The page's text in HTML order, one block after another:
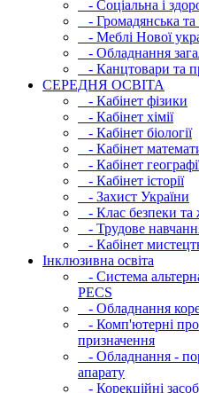
- Соціальна і
- Громадянська та
- Меблі Нової
- Обладнання
- Канцтовари та
СЕРЕДНЯ ОСВIТА
- Кабінет фізики
- Кабінет хімії
- Кабінет біології
- Кабінет
- Кабінет
- Кабінет історії
- Захист України
- Клас безпеки та
- Трудове
- Кабінет
Інклюзивна освіта
- Система
PECS
- Обладнання
- Комп'ютерні
призначення
- Обладнання -
апарату
- Корекційні